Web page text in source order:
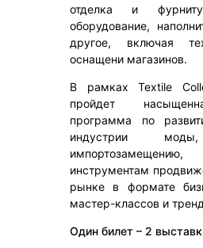
отделка и
оборудование,
другое, включая
оснащени магазинов.
В рамках Textile
пройдет
программа по
индустрии
импортозамещению,
инструментам
рынке в формате
мастер-классов и
Один билет – 2